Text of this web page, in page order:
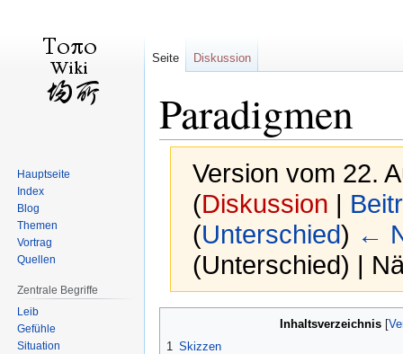
Paradigmen
Version vom 22.
(Diskussion |
(Unterschied) ←
(Unterschied) |
Inhaltsverzeichnis
1 Skizzen
Seite Diskussion
Hauptseite
Index
Blog
Themen
Vortrag
Quellen
Zentrale Begriffe
Leib
Gefühle
Situation